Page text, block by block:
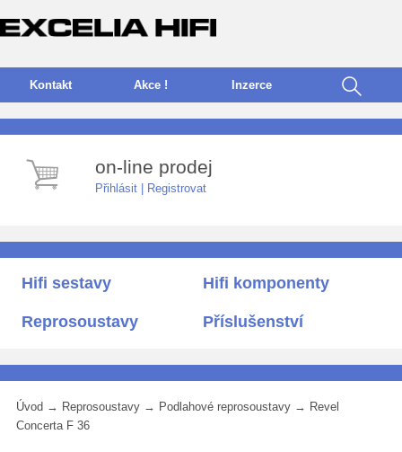
Kontakt Akce ! nzerce
on-line prodej
Přihlásit Registrovat
Hifi sestavy Hifi komponenty
Reprosoustavy Příslušenství
Úvod → Reprosoustavy → Podlahové reprosoustavy → Revel
Concerta F 36